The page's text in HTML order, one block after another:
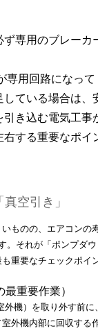
ず専用のブレーカ
専用回路になって
している場合は、
引き込む電気工事
右する重要なポイ
空引き」
ものの、 エアコンの
。それが「ポンプダウ
も重要なチェックポイ
重要作業）
外機）を取り外す前に
外機内部に回収する